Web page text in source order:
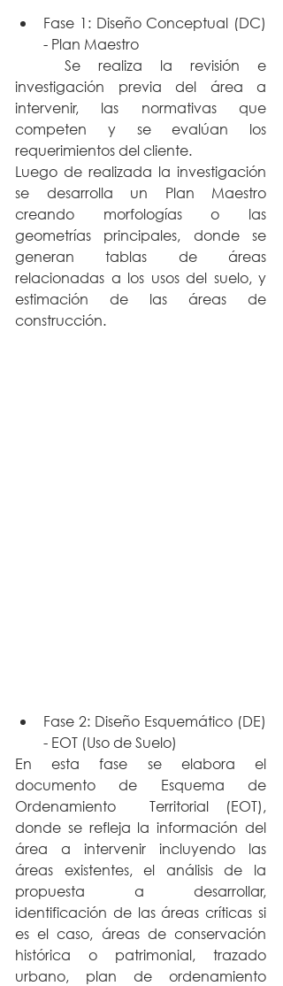
Fase 1: Diseño Conceptual (DC)
- Plan Maestro
investigación previa del área a
intervenir, las normativas que
competen y se evalúan los
requerimientos del cliente.
Luego de realizada la investigación
se desarrolla un Plan Maestro
creando morfologías o las
geometrías principales, donde se
generan tablas de áreas
relacionadas a los usos del suelo, y
estimación de las áreas de
construcción.
Fase 2: Diseño Esquemático (DE)
- EOT (Uso de Suelo)
En esta fase se elabora el
documento de Esquema de
Ordenamiento  Territorial (EOT),
donde se refleja la información del
área a intervenir incluyendo las
áreas existentes, el análisis de la
propuesta a desarrollar,
identificación de las áreas críticas si
es el caso, áreas de conservación
histórica o patrimonial, trazado
urbano, plan de ordenamiento